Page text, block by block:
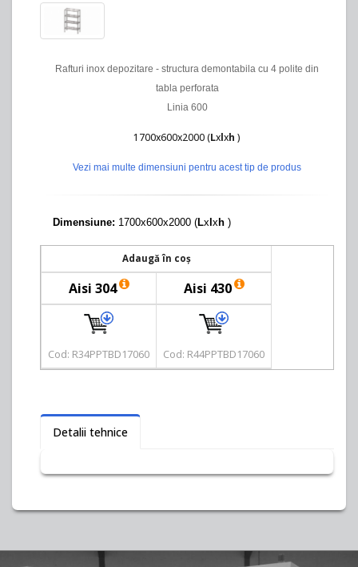
Rafturi inox depozitare - structura demontabila cu 4 polite din
tabla perforata
Linia 600
1700x600x2000 (Lxlxh )
Vezi mai multe dimensiuni pentru acest tip de produs
Dimensiune: 1700x600x2000 (Lxlxh )
Adaugă în coș
Aisi 304 Aisi 430
Cod: R34PPTBD17060 Cod: R44PPTBD17060
Detalii tehnice